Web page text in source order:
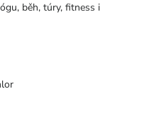
běh, túry, fitness i